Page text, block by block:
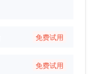
免费试用
免费试用